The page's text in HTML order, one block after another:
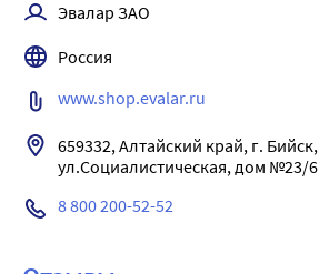
Эвалар ЗАО
Россия
www.shop.evalar.ru
659332, Алтайский край, г. Бийск,
ул.Социалистическая, дом №23/6
8 800 200-52-52